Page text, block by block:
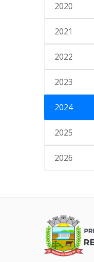
2020
2021
2022
2023
2024
2025
2026